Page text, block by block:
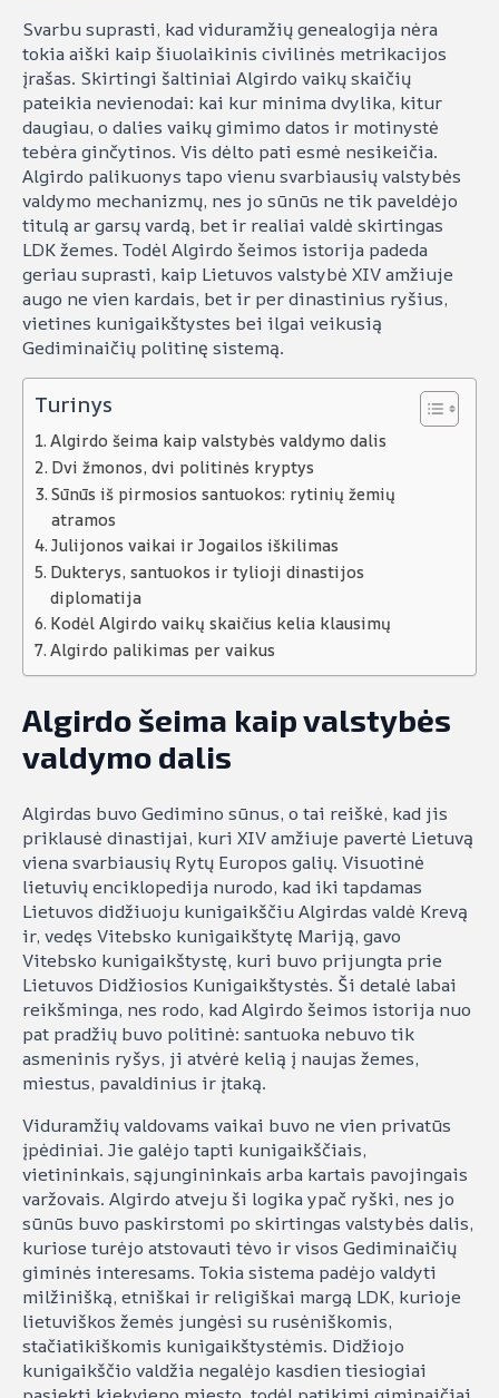
Svarbu suprasti, kad viduramžių genealogija nėra
tokia aiški kaip šiuolaikinis civilinės metrikacijos
įrašas. Skirtingi šaltiniai Algirdo vaikų skaičių
pateikia nevienodai: kai kur minima dvylika, kitur
daugiau, o dalies vaikų gimimo datos ir motinystė
tebėra ginčytinos. Vis dėlto pati esmė nesikeičia.
Algirdo palikuonys tapo vienu svarbiausių valstybės
valdymo mechanizmų, nes jo sūnūs ne tik paveldėjo
titulą ar garsų vardą, bet ir realiai valdė skirtingas
LDK žemes. Todėl Algirdo šeimos istorija padeda
geriau suprasti, kaip Lietuvos valstybė XIV amžiuje
augo ne vien kardais, bet ir per dinastinius ryšius,
vietines kunigaikštystes bei ilgai veikusią
Gediminaičių politinę sistemą.
Turinys
Algirdo šeima kaip valstybės valdymo dalis
Dvi žmonos, dvi politinės kryptys
Sūnūs iš pirmosios santuokos: rytinių žemių
atramos
Julijonos vaikai ir Jogailos iškilimas
Dukterys, santuokos ir tylioji dinastijos
diplomatija
Kodėl Algirdo vaikų skaičius kelia klausimų
Algirdo palikimas per vaikus
Algirdo šeima kaip valstybės
valdymo dalis
Algirdas buvo Gedimino sūnus, o tai reiškė, kad jis
priklausė dinastijai, kuri XIV amžiuje pavertė Lietuvą
viena svarbiausių Rytų Europos galių. Visuotinė
lietuvių enciklopedija nurodo, kad iki tapdamas
Lietuvos didžiuoju kunigaikščiu Algirdas valdė Krevą
ir, vedęs Vitebsko kunigaikštytę Mariją, gavo
Vitebsko kunigaikštystę, kuri buvo prijungta prie
Lietuvos Didžiosios Kunigaikštystės. Ši detalė labai
reikšminga, nes rodo, kad Algirdo šeimos istorija nuo
pat pradžių buvo politinė: santuoka nebuvo tik
asmeninis ryšys, ji atvėrė kelią į naujas žemes,
miestus, pavaldinius ir įtaką.
Viduramžių valdovams vaikai buvo ne vien privatūs
įpėdiniai. Jie galėjo tapti kunigaikščiais,
vietininkais, sąjungininkais arba kartais pavojingais
varžovais. Algirdo atveju ši logika ypač ryški, nes jo
sūnūs buvo paskirstomi po skirtingas valstybės dalis,
kuriose turėjo atstovauti tėvo ir visos Gediminaičių
giminės interesams. Tokia sistema padėjo valdyti
milžinišką, etniškai ir religiškai margą LDK, kurioje
lietuviškos žemės jungėsi su rusėniškomis,
stačiatikiškomis kunigaikštystėmis. Didžiojo
kunigaikščio valdžia negalėjo kasdien tiesiogiai